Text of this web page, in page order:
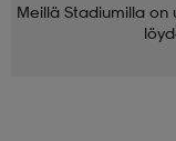
Meillä Stadiumilla